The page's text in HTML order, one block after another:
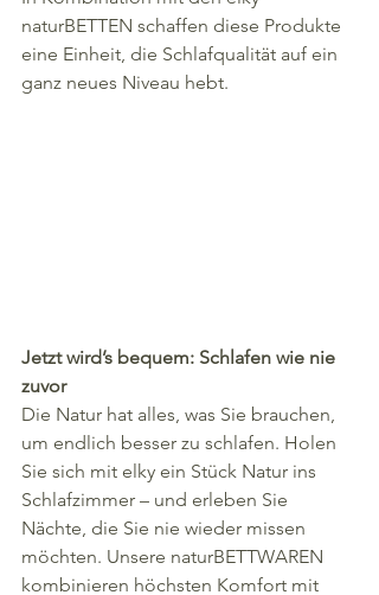
naturBETTEN schaffen diese Produkte
eine Einheit, die Schlafqualität auf ein
ganz neues Niveau hebt.
Jetzt wird’s bequem: Schlafen wie nie
zuvor
Die Natur hat alles, was Sie brauchen,
um endlich besser zu schlafen. Holen
Sie sich mit elky ein Stück Natur ins
Schlafzimmer – und erleben Sie
Nächte, die Sie nie wieder missen
möchten. Unsere naturBETTWAREN
kombinieren höchsten Komfort mit